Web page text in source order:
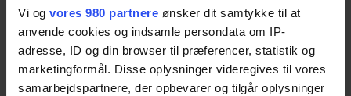
Vi og vores 980 partnere ønsker dit samtykke til at
anvende cookies og indsamle persondata om IP-
adresse, ID og din browser til præferencer, statistik og
marketingformål. Disse oplysninger videregives til vores
samarbejdspartnere, der opbevarer og tilgår oplysninger
Lærlinge & elever
Netværk
Nyheder